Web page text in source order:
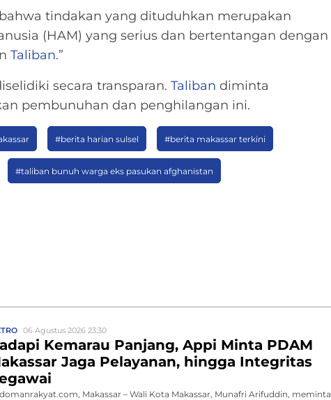
tindakan yang dituduhkan merupakan
(HAM) yang serius dan bertentangan dengan
Taliban.”
secara transparan. Taliban diminta
pembunuhan dan penghilangan ini.
#berita harian sulsel #berita makassar terkini
#taliban bunuh warga eks pasukan afghanistan
06 Agustus 2026 23:30
Kemarau Panjang, Appi Minta PDAM
Jaga Pelayanan, hingga Integritas
Makassar – Wali Kota Makassar, Munafri Arifuddin, meminta